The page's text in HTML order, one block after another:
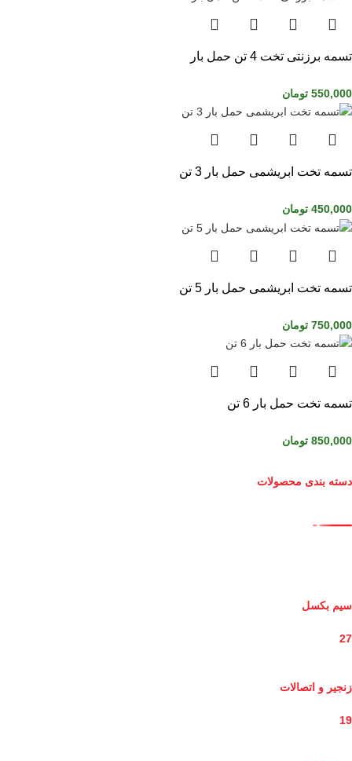
تسمه برزنتی تخت 4 تن حمل بار
550,000 تومان
تسمه تخت ابریشمی حمل بار 3 تن
450,000 تومان
تسمه تخت ابریشمی حمل بار 5 تن
750,000 تومان
تسمه تخت حمل بار 6 تن
850,000 تومان
دسته بندی محصولات
سیم بکسل
27
زنجیر و اتصالات
19